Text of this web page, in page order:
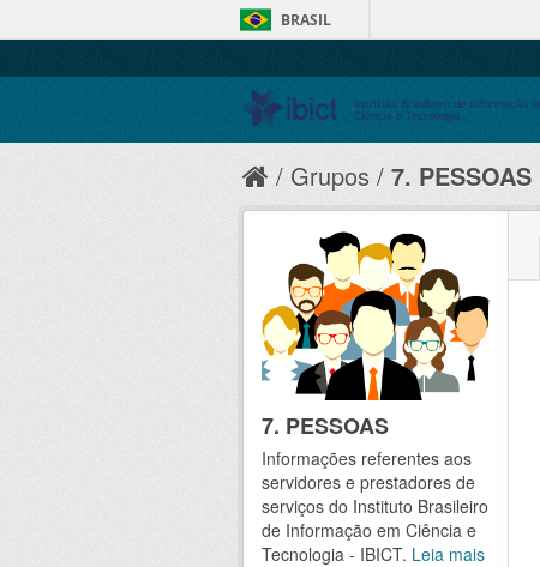
BRASIL
Grupos 7. PESSOAS
7. PESSOAS
Informações referentes aos
servidores e prestadores de
serviços do Instituto Brasileiro
de Informação em Ciência e
Tecnologia - IBICT. Leia mais